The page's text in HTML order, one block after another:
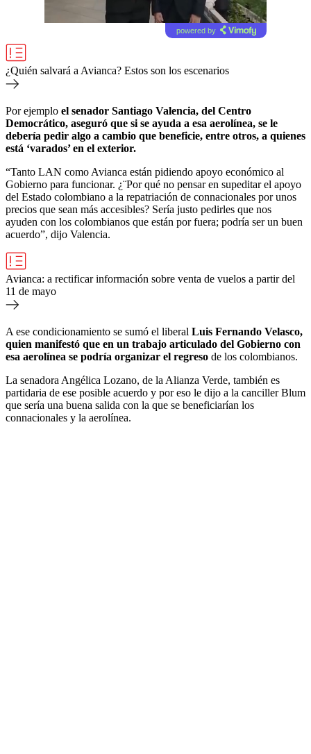
powered by
¿Quién salvará a Avianca? Estos son los escenarios
Por ejemplo el senador Santiago Valencia, del Centro
Democrático, aseguró que si se ayuda a esa aerolínea, se le
debería pedir algo a cambio que beneficie, entre otros, a quienes
está ‘varados’ en el exterior.
“Tanto LAN como Avianca están pidiendo apoyo económico al
Gobierno para funcionar. ¿¨Por qué no pensar en supeditar el apoyo
del Estado colombiano a la repatriación de connacionales por unos
precios que sean más accesibles? Sería justo pedirles que nos
ayuden con los colombianos que están por fuera; podría ser un buen
acuerdo”, dijo Valencia.
Avianca: a rectificar información sobre venta de vuelos a partir del
11 de mayo
A ese condicionamiento se sumó el liberal Luis Fernando Velasco,
quien manifestó que en un trabajo articulado del Gobierno con
esa aerolínea se podría organizar el regreso de los colombianos.
La senadora Angélica Lozano, de la Alianza Verde, también es
partidaria de ese posible acuerdo y por eso le dijo a la canciller Blum
que sería una buena salida con la que se beneficiarían los
connacionales y la aerolínea.